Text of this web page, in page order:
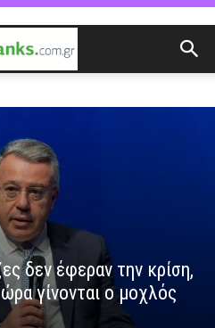
δεν έφεραν την κρίση,
γίνονται ο μοχλός